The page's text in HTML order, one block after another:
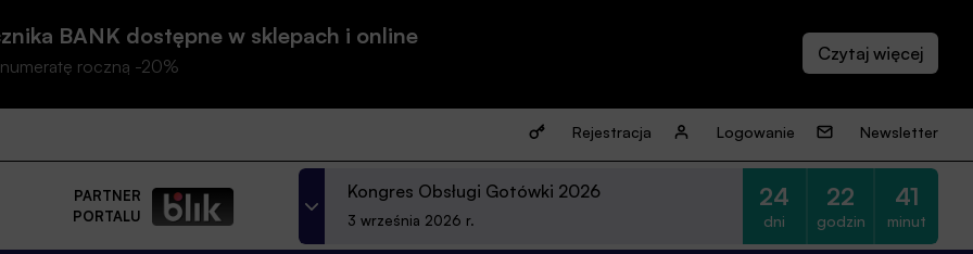
BANK dostępne w sklepach i online
roczną -20%
Rejestracja Logowanie Newsletter
PARTNER
PORTALU
Kongres Obsługi Gotówki 2026
3 września 2026 r.
24
dni
22
godzin
41
minut